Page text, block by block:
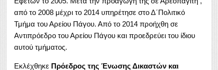
από το 2008 μέχρι το 2014 υπηρέτησε στο Δ΄Πολιτικό
Τμήμα του Αρείου Πάγου. Από το 2014 προήχθη σε
Αντιπρόεδρο του Αρείου Πάγου και προεδρεύει του ίδιου
αυτού τμήματος.
Εκλέχθηκε Πρόεδρος της Ένωσης Δικαστών και